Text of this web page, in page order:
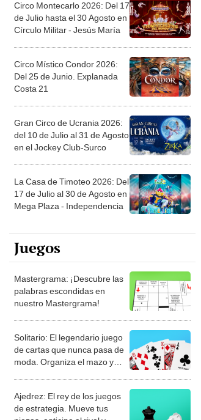
Circo Montecarlo 2026: Del 17
de Julio hasta el 30 Agosto en
Círculo Militar - Jesús María
Circo Místico Condor 2026:
Del 25 de Junio. Explanada
Costa 21
Gran Circo de Ucrania 2026:
del 10 de Julio al 31 de Agosto
en el Jockey Club-Surco
La Casa de Timoteo 2026: Del
17 de Julio al 30 de Agosto en
Mega Plaza - Independencia
Juegos
Mastergrama: ¡Descubre las
palabras escondidas en
nuestro Mastergrama!
Solitario: El legendario juego
de cartas que nunca pasa de
moda. Organiza el mazo y
Ajedrez: El rey de los juegos
de estrategia. Mueve tus